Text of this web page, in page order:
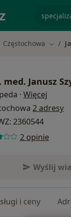
Częstochowa Zmień
med. Janusz
· Więcej
2 adresy
2360544
2 opinie
Wyślij
i ceny